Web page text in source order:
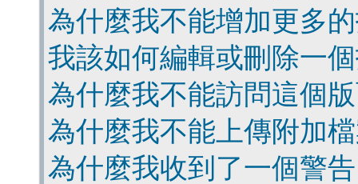
為什麼我不能增加更多
我該如何編輯或刪除一
為什麼我不能訪問這個
為什麼我不能上傳附加
為什麼我收到了一個警